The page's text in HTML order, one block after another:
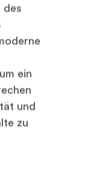
des
ein
und
zu